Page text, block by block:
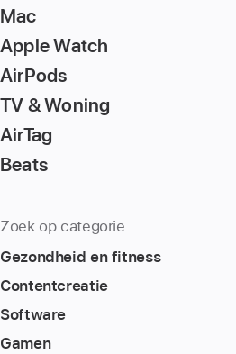
Mac
Apple Watch
AirPods
TV & Woning
AirTag
Beats
Zoek op categorie
Gezondheid en fitness
Content­creatie
Software
Gamen